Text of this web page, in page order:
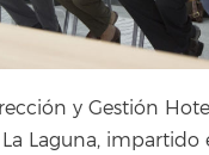
y Gestión
Laguna, impartido